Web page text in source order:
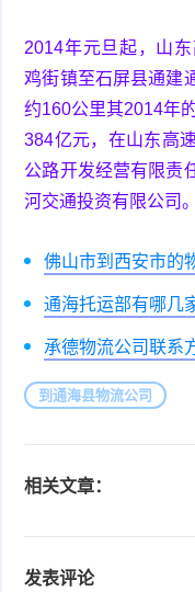
2014年元旦起，山
鸡街镇至石屏县通建
约160公里其2014年
384亿元，在山东高
公路开发经营有限责
河交通投资有限公司。
佛山市到西安市的
通海托运部有哪几
承德物流公司联系
到通海县物流公司
相关文章：
发表评论